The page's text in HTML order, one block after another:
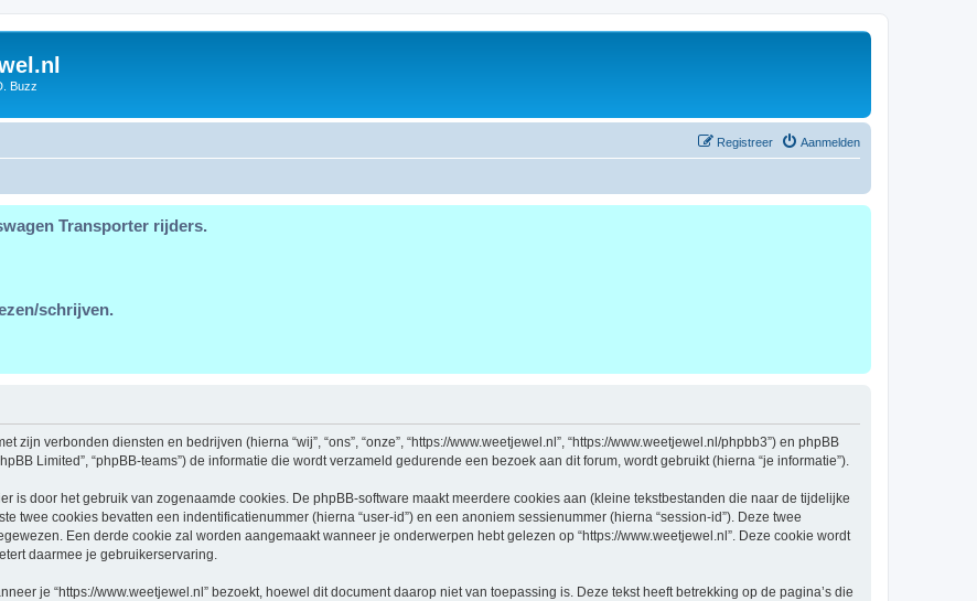
Buzz
Aanmelden
Registreer
Transporter rijders.
schrijven.
zijn verbonden diensten en bedrijven (hierna “wij”, “ons”, “onze”, “https://www.weetjewel.nl”, “https://www.weetjewel.nl/phpbb3”) en phpBB
Limited”, “phpBB-teams”) de informatie die wordt verzameld gedurende een bezoek aan dit forum, wordt gebruikt (hierna “je informatie”).
is door het gebruik van zogenaamde cookies. De phpBB-software maakt meerdere cookies aan (kleine tekstbestanden die naar de tijdelijke
twee cookies bevatten een indentificatienummer (hierna “user-id”) en een anoniem sessienummer (hierna “session-id”). Deze twee
Een derde cookie zal worden aangemaakt wanneer je onderwerpen hebt gelezen op “https://www.weetjewel.nl”. Deze cookie wordt
daarmee je gebruikerservaring.
je “https://www.weetjewel.nl” bezoekt, hoewel dit document daarop niet van toepassing is. Deze tekst heeft betrekking op de pagina’s die